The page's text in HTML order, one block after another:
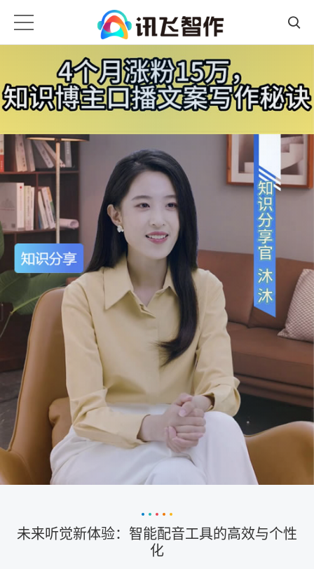
未来听觉新体验：智能配音工具的高效与个性
化